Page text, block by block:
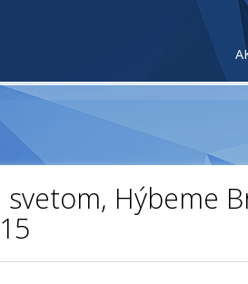
svetom, Hýbeme